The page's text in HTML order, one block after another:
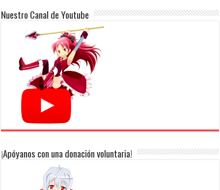
Nuestro Canal de Youtube
¡Apóyanos con una donación voluntaria!